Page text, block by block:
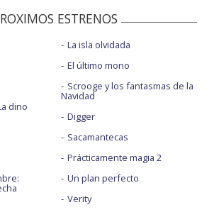
ESTRENOS
dino
La isla olvidada
El último mono
Scrooge y los fantasmas de la
Navidad
Digger
Sacamantecas
Prácticamente magia 2
Un plan perfecto
Verity